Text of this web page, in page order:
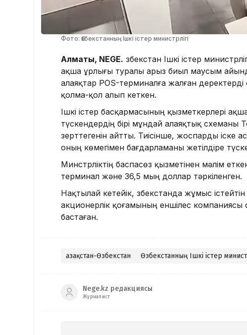
Фото: Өзбекстанның Ішкі істер министрлігі
Алматы, NEGE. Өзбекстан Ішкі істер
ақша ұрлығы туралы арыз биыл маусым
алаяқтар POS-терминалға жалған
қолма-қол алып кеткен.
Ішкі істер басқармасының қызметкерлері
түскендердің бірі мұндай алаяқтық
зерттегенін айтты. Тиісінше, жоспарды іске
оның көмегімен бағдарламаны жетілдіре
Минстрліктің баспасөз қызметінен мәлім
терминал және 36,5 мың доллар тәркіленген.
Нақтылай кетейік, Өзбекстанда жұмыс
акционерлік қоғамының еншілес
бастаған.
Қазақстан-Өзбекстан Өзбекстанның Ішкі істер
Nege.kz редакциясы
Журналист